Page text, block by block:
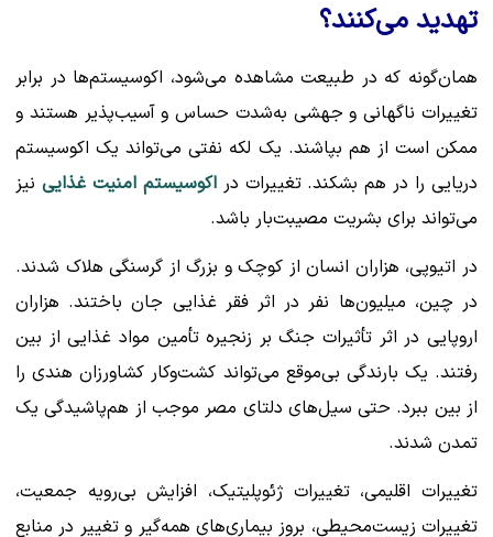
تهدید می‌کنند؟
همان‌گونه که در طبیعت مشاهده می‌شود، اکوسیستم‌ها در برابر
تغییرات ناگهانی و جهشی به‌شدت حساس و آسیب‌پذیر هستند و
ممکن است از هم بپاشند. یک لکه نفتی می‌تواند یک اکوسیستم
دریایی را در هم بشکند. تغییرات دراکوسیستم امنیت غذایی نیز
می‌تواند برای بشریت مصیبت‌بار باشد.
در اتیوپی، هزاران انسان از کوچک و بزرگ از گرسنگی هلاک شدند.
در چین، میلیون‌ها نفر در اثر فقر غذایی جان باختند. هزاران
اروپایی در اثر تأثیرات جنگ بر زنجیره تأمین مواد غذایی از بین
رفتند. یک بارندگی بی‌موقع می‌تواند کشت‌وکار کشاورزان هندی را
از بین ببرد. حتی سیل‌های دلتای مصر موجب از هم‌پاشیدگی یک
تمدن شدند.
تغییرات اقلیمی، تغییرات ژئوپلیتیک، افزایش بی‌رویه جمعیت،
تغییرات زیست‌محیطی، بروز بیماری‌های همه‌گیر و تغییر در منابع